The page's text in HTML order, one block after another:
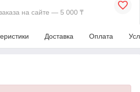
на сайте — 5 000 ₸
Доставка Оплата